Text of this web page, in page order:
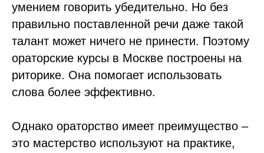
умением говорить убедительно. Но без
правильно поставленной речи даже такой
талант может ничего не принести. Поэтому
ораторские курсы в Москве построены на
риторике. Она помогает использовать
слова более эффективно.
Однако ораторство имеет преимущество –
это мастерство используют на практике,